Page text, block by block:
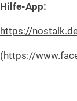
Hilfe-App:
https://
(https://